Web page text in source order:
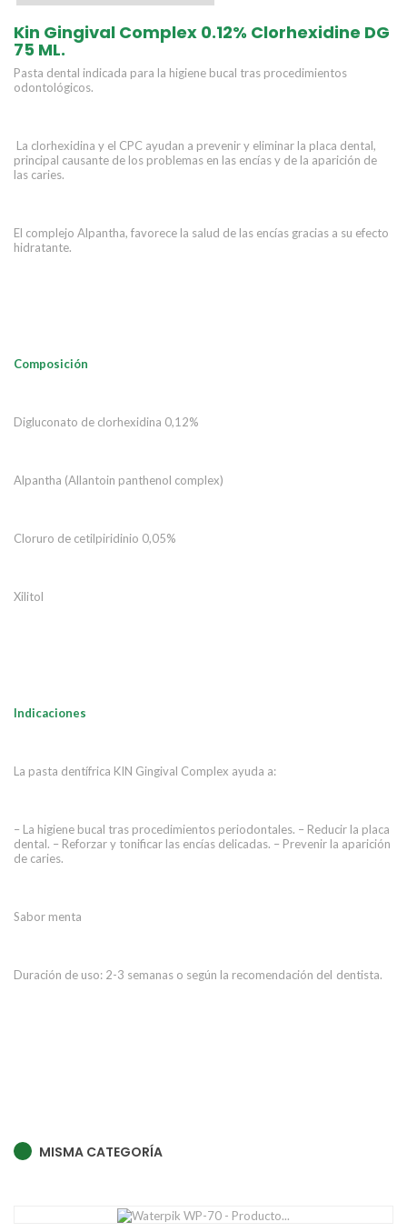
Kin Gingival Complex 0.12% Clorhexidine DG
75 ML.
Pasta dental indicada para la higiene bucal tras procedimientos
odontológicos.
La clorhexidina y el CPC ayudan a prevenir y eliminar la placa dental,
principal causante de los problemas en las encías y de la aparición de
las caries.
El complejo Alpantha, favorece la salud de las encías gracias a su efecto
hidratante.
Composición
Digluconato de clorhexidina 0,12%
Alpantha (Allantoin panthenol complex)
Cloruro de cetilpiridinio 0,05%
Xilitol
Indicaciones
La pasta dentífrica KIN Gingival Complex ayuda a:
– La higiene bucal tras procedimientos periodontales. – Reducir la placa
dental. – Reforzar y tonificar las encías delicadas. – Prevenir la aparición
de caries.
Sabor menta
Duración de uso: 2-3 semanas o según la recomendación del dentista.
MISMA CATEGORÍA